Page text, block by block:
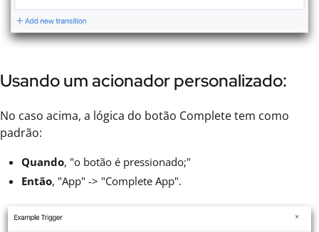
Usando um acionador personalizado:
No caso acima, a lógica do botão Complete tem como
padrão:
Quando, "o botão é pressionado;"
Então, "App" -> "Complete App".